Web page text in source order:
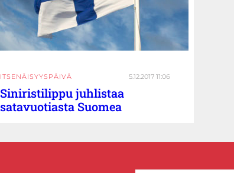
ITSENÄISYYSPÄIVÄ 5.12.2017 11:06
Siniristilippu juhlistaa
satavuotiasta Suomea